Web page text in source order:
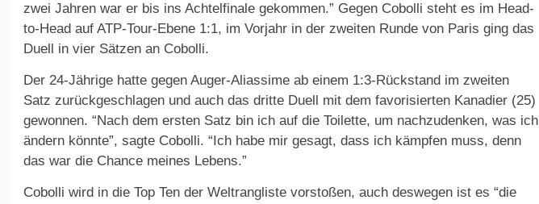
zwei Jahren war er bis ins Achtelfinale gekommen.” Gegen Cobolli steht es im Head-
to-Head auf ATP-Tour-Ebene 1:1, im Vorjahr in der zweiten Runde von Paris ging das
Duell in vier Sätzen an Cobolli.
Der 24-Jährige hatte gegen Auger-Aliassime ab einem 1:3-Rückstand im zweiten
Satz zurückgeschlagen und auch das dritte Duell mit dem favorisierten Kanadier (25)
gewonnen. “Nach dem ersten Satz bin ich auf die Toilette, um nachzudenken, was ich
ändern könnte”, sagte Cobolli. “Ich habe mir gesagt, dass ich kämpfen muss, denn
das war die Chance meines Lebens.”
Cobolli wird in die Top Ten der Weltrangliste vorstoßen, auch deswegen ist es “die